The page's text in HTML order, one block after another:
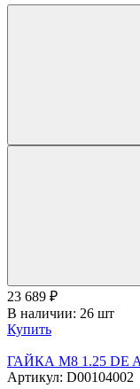
23 689 ₽
В наличии: 26 шт
Купить
ГАЙКА М8 1.25 DE
Артикул: D00104002